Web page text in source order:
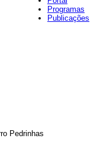
Programas
Publicações
Pedrinhas